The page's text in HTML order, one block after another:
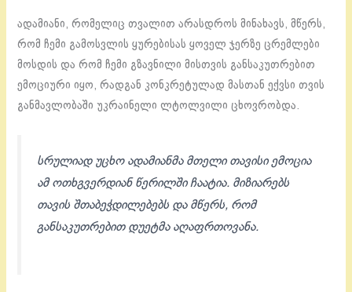
ადამიანი, რომელიც თვალით არასდროს მინახავს, მწერს,
რომ ჩემი გამოსვლის ყურებისას ყოველ ჯერზე ცრემლები
მოსდის და რომ ჩემი გზავნილი მისთვის განსაკუთრებით
ემოციური იყო, რადგან კონკრეტულად მასთან ექვსი თვის
განმავლობაში უკრაინელი ლტოლვილი ცხოვრობდა.
სრულიად უცხო ადამიანმა მთელი თავისი ემოცია
ამ ოთხგვერდიან წერილში ჩაატია. მიზიარებს
თავის შთაბეჭდილებებს და მწერს, რომ
განსაკუთრებით დუეტმა აღაფრთოვანა.